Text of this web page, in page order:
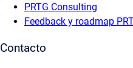
PRTG Consulting
Feedback y roadmap
Contacto